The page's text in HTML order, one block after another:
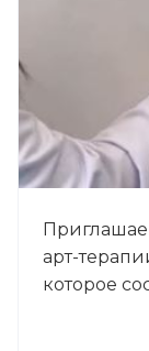
арт-
которое